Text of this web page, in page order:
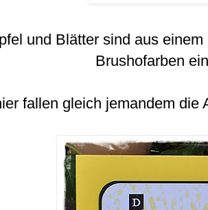
und Blätter sind aus
Brushofarben
fallen gleich jemandem die